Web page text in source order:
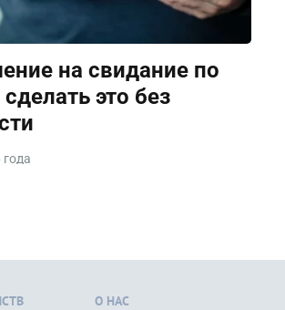
на свидание по
это без
О НАС